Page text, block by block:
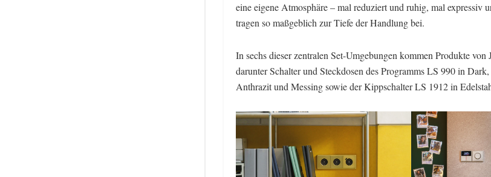
eine eigene Atmosphäre – mal reduziert und ruhig, mal expressiv
tragen so maßgeblich zur Tiefe der Handlung bei.
In sechs dieser zentralen Set-Umgebungen kommen Produkte von
darunter Schalter und Steckdosen des Programms LS 990 in
Anthrazit und Messing sowie der Kippschalter LS 1912 in